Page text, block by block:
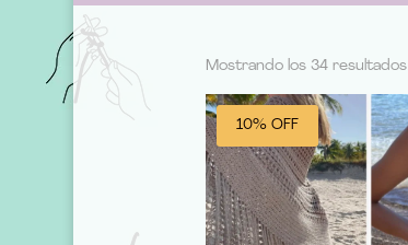
Mostrando los 34 resultados
10% OFF